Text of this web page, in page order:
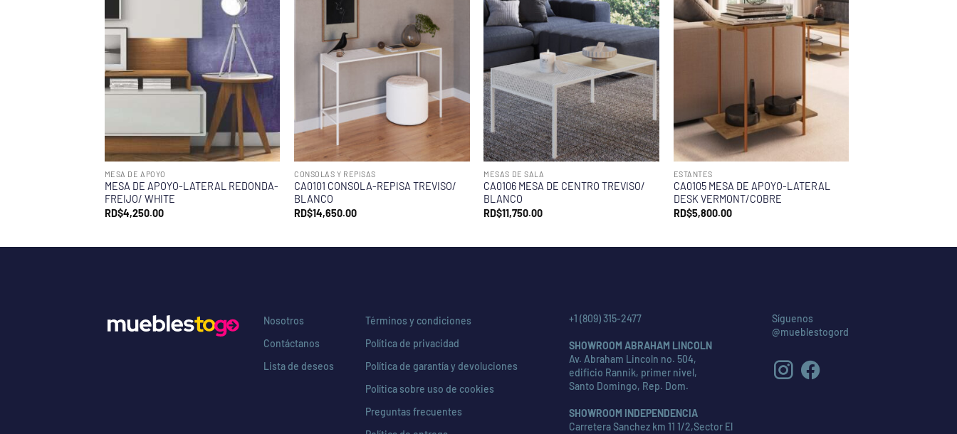
MESA DE APOYO
MESA DE APOYO-LATERAL REDONDA-
FREIJO/ WHITE
RD$4,250.00
CONSOLAS Y REPISAS
CA0101 CONSOLA-REPISA TREVISO/
BLANCO
RD$14,650.00
MESAS DE SALA
CA0106 MESA DE CENTRO TREVISO/
BLANCO
RD$11,750.00
ESTANTES
CA0105 MESA DE APOYO-LATERAL
DESK VERMONT/COBRE
RD$5,800.00
Nosotros
Contáctanos
Lista de deseos
Términos y condiciones
Política de privacidad
Política de garantía y devoluciones
Política sobre uso de cookies
Preguntas frecuentes
+1 (809) 315-2477
SHOWROOM ABRAHAM LINCOLN
Av. Abraham Lincoln no. 504,
edificio Rannik, primer nivel,
Santo Domingo, Rep. Dom.
SHOWROOM INDEPENDENCIA
Carretera Sanchez km 11 1/2,Sector El
Síguenos
@mueblestogord